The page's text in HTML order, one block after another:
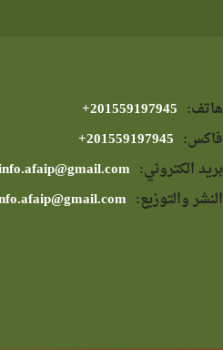
هاتف:
فاكس:
بريد الكتروني:
النشر والتوزيع: